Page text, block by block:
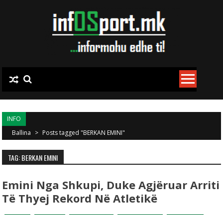
INFO
Ballina > Posts tagged "BERKAN EMINI"
TAG: BERKAN EMINI
Emini Nga Shkupi, Duke Agjëruar Arriti
Të Thyej Rekord Në Atletikë